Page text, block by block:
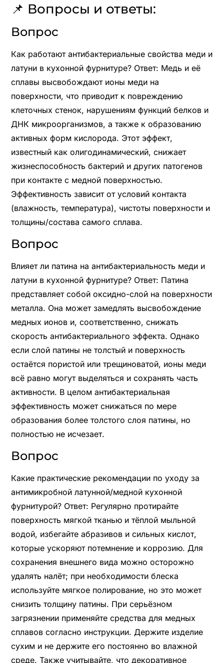
📌 Вопросы и ответы:
Вопрос
Как работают антибактериальные свойства меди и
латуни в кухонной фурнитуре? Ответ: Медь и её
сплавы высвобождают ионы меди на
поверхности, что приводит к повреждению
клеточных стенок, нарушениям функций белков и
ДНК микроорганизмов, а также к образованию
активных форм кислорода. Этот эффект,
известный как олигодинамический, снижает
жизнеспособность бактерий и других патогенов
при контакте с медной поверхностью.
Эффективность зависит от условий контакта
(влажность, температура), чистоты поверхности и
толщины/состава самого сплава.
Вопрос
Влияет ли патина на антибактериальность меди и
латуни в кухонной фурнитуре? Ответ: Патина
представляет собой оксидно-слой на поверхности
металла. Она может замедлять высвобождение
медных ионов и, соответственно, снижать
скорость антибактериального эффекта. Однако
если слой патины не толстый и поверхность
остаётся пористой или трещиноватой, ионы меди
всё равно могут выделяться и сохранять часть
активности. В целом антибактериальная
эффективность может снижаться по мере
образования более толстого слоя патины, но
полностью не исчезает.
Вопрос
Какие практические рекомендации по уходу за
антимикробной латунной/медной кухонной
фурнитурой? Ответ: Регулярно протирайте
поверхность мягкой тканью и тёплой мыльной
водой, избегайте абразивов и сильных кислот,
которые ускоряют потемнение и коррозию. Для
сохранения внешнего вида можно осторожно
удалять налёт; при необходимости блеска
используйте мягкое полирование, но это может
снизить толщину патины. При серьёзном
загрязнении применяйте средства для медных
сплавов согласно инструкции. Держите изделие
сухим и не держите его постоянно во влажной
среде. Также учитывайте, что декоративное